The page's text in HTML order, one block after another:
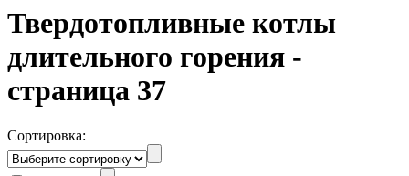
Твердотопливные котлы
длительного горения -
страница 37
Сортировка: